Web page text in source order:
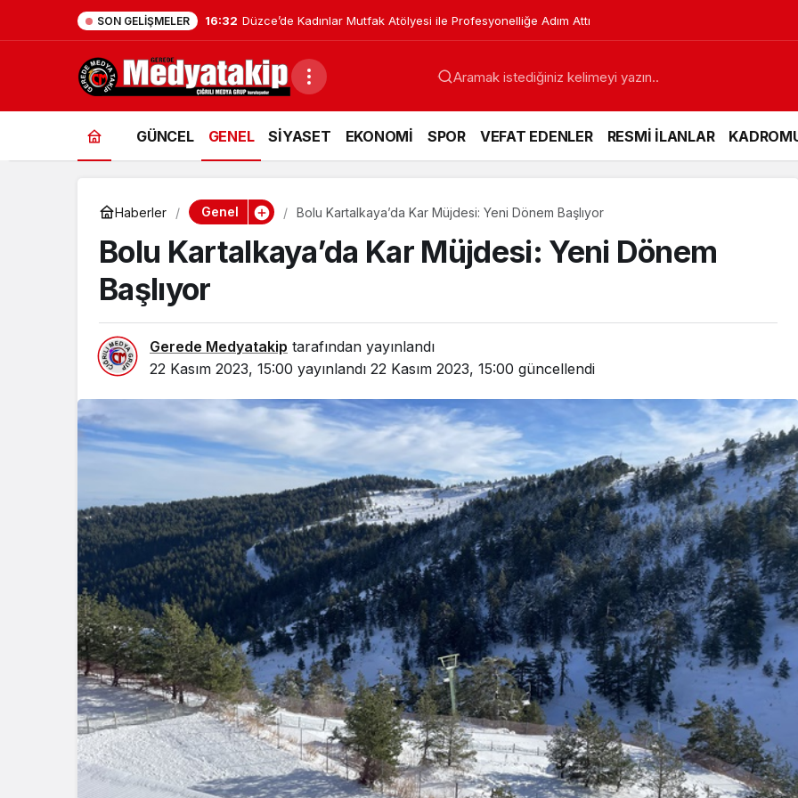
SON GELIŞMELER 16:32 Düzce’de Kadınlar Mutfak Atölyesi ile Profesyonelliğe Adım Attı
GÜNCEL GENEL SİYASET EKONOMİ SPOR VEFAT EDENLER RESMİ İLANLAR
Haberler Genel Bolu Kartalkaya’da Kar Müjdesi: Yeni Dönem Başlıyor
Bolu Kartalkaya’da Kar Müjdesi: Yeni Dönem
Başlıyor
Gerede Medyatakip tarafından yayınlandı
22 Kasım 2023, 15:00 yayınlandı 22 Kasım 2023, 15:00 güncellendi
Kocaeli Karamürsel’de
Tadilatta Yangın Çıktı
Genel
Düzce’de Kadınlar
Mutfak Atölyesi ile
Profesyonelliğe Adım
Attı
Genel
Düzce’de Gençlere
Sağlıklı Yaşam Eğitimi